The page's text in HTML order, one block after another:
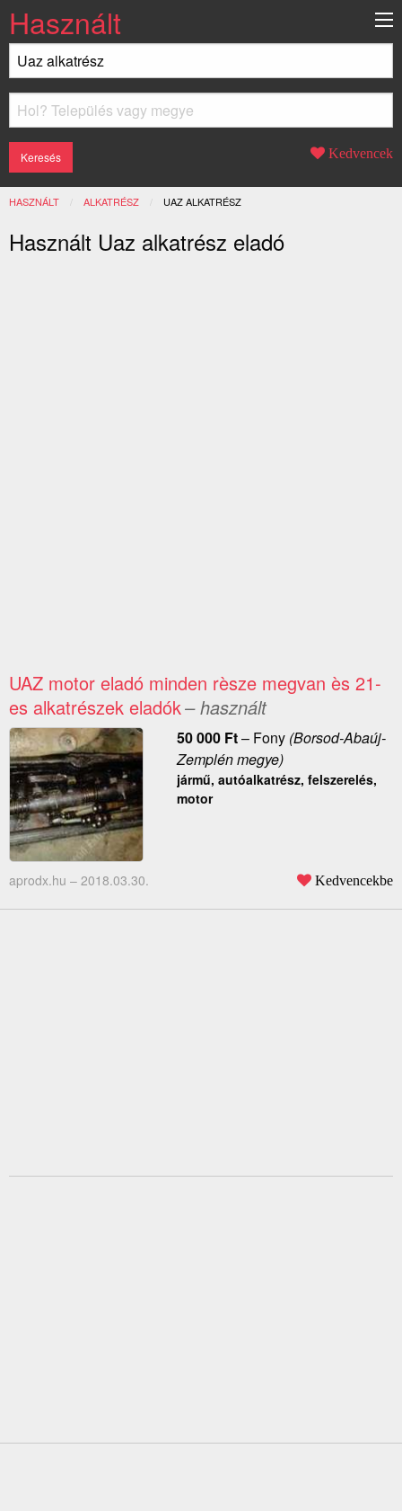
Használt
Kedvencek
HASZNÁLT ALKATRÉSZ JELENLEGI:
UAZ ALKATRÉSZ
Használt Uaz alkatrész eladó
UAZ motor eladó minden rèsze megvan ès 21-
es alkatrészek eladók– használt
50 000 Ft– Fony(Borsod-Abaúj-
Zemplén megye)
jármű, autóalkatrész, felszerelés,
motor
aprodx.hu – 2018.03.30. Kedvencekbe